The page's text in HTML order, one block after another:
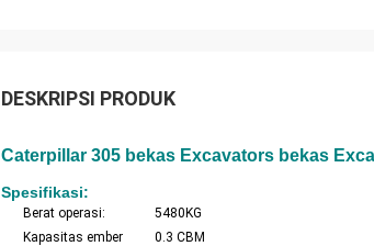
DESKRIPSI PRODUK
Caterpillar 305 bekas Excavators bekas
Spesifikasi:
Berat operasi:
5480KG
Kapasitas ember
0.3 CBM